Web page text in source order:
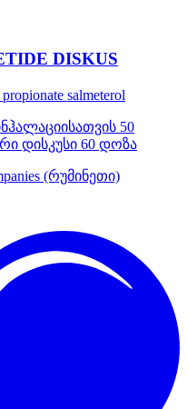
DISKUS
salmeterol
50
დისკუსი 60 დოზა
(რუმინეთი)